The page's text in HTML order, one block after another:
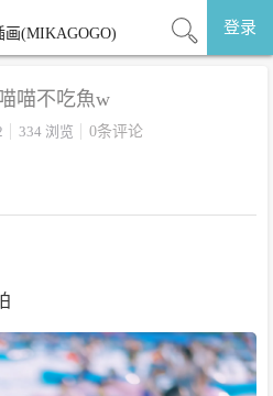
登录
喵不吃魚w
334 浏览 0条评论